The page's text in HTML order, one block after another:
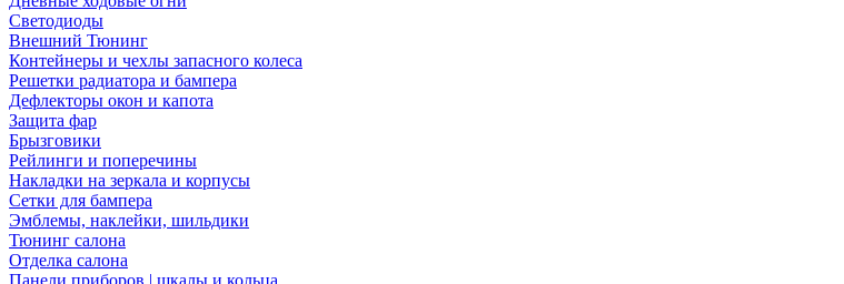
Светодиоды
Внешний Тюнинг
Контейнеры и чехлы запасного колеса
Решетки радиатора и бампера
Дефлекторы окон и капота
Защита фар
Брызговики
Рейлинги и поперечины
Накладки на зеркала и корпусы
Сетки для бампера
Эмблемы, наклейки, шильдики
Тюнинг салона
Отделка салона
Панели приборов | шкалы и кольца